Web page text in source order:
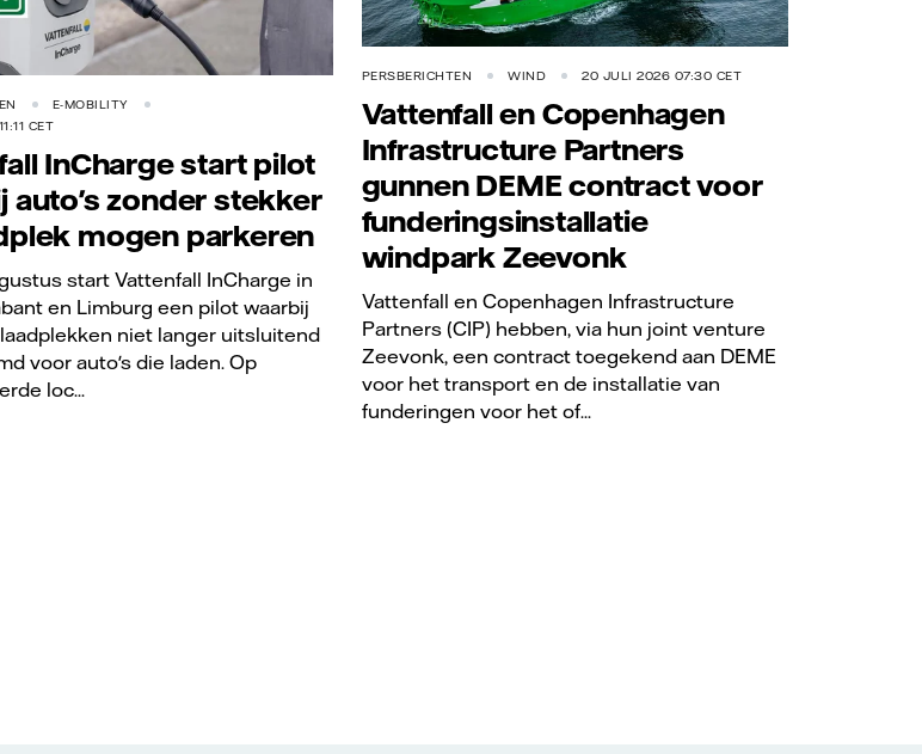
E-MOBILITY
CET
InCharge start pilot
auto's zonder stekker
mogen parkeren
start Vattenfall InCharge in
en Limburg een pilot waarbij
niet langer uitsluitend
voor auto's die laden. Op
loc...
PERSBERICHTEN WIND 20 JULI 2026 07:30 CET
Vattenfall en Copenhagen
Infrastructure Partners
gunnen DEME contract voor
funderingsinstallatie
windpark Zeevonk
Vattenfall en Copenhagen Infrastructure
Partners (CIP) hebben, via hun joint venture
Zeevonk, een contract toegekend aan DEME
voor het transport en de installatie van
funderingen voor het of...